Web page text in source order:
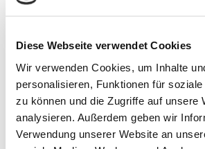
Diese Webseite verwendet Cookies
Wir verwenden Cookies, um Inhalte
personalisieren, Funktionen für
zu können und die Zugriffe auf unsere
analysieren. Außerdem geben wir
Verwendung unserer Website an
Von der Autobahn A 39 die Abfahrt
Lichtenberg nehmen und dann den
zum Salzgittersee/Eissporthalle/
folgen.
Parken